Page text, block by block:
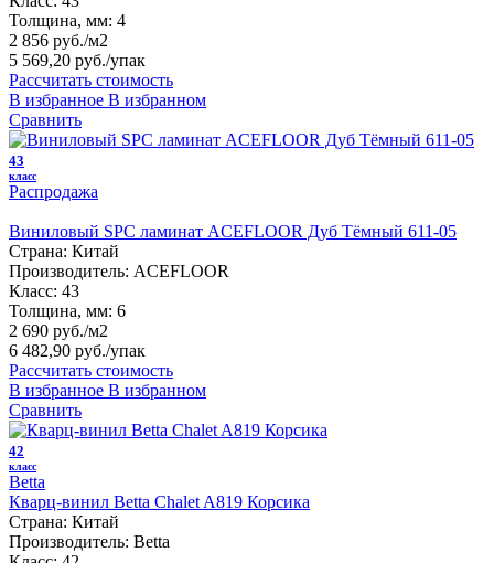
Толщина, мм: 4
2 856 руб./м2
5 569,20 руб./упак
Рассчитать стоимость
В избранное В избранном
Сравнить
43
класс
Распродажа
Виниловый SPC ламинат ACEFLOOR Дуб Тёмный 611-05
Страна: Китай
Производитель: ACEFLOOR
Класс: 43
Толщина, мм: 6
2 690 руб./м2
6 482,90 руб./упак
Рассчитать стоимость
В избранное В избранном
Сравнить
42
класс
Betta
Кварц-винил Betta Chalet A819 Корсика
Страна: Китай
Производитель: Betta